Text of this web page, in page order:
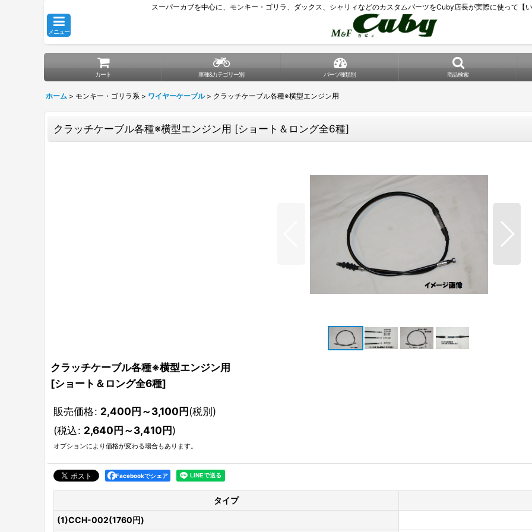
スーパーカブを中心に、モンキー・ゴリラ、ダックス、シャリィなどのカスタムパーツをCuby店長が実際に使って【
メニュー
カート 車種&カテゴリー別 パーツ種類別 商品検索
ホーム > モンキー・ゴリラ系 > ワイヤーケーブル > クラッチケーブル各種※横型エンジン用
クラッチケーブル各種※横型エンジン用 [ショート＆ロング全6種]
クラッチケーブル各種※横型エンジン用
[ショート＆ロング全6種]
販売価格: 2,400円～3,100円(税別)
(税込: 2,640円～3,410円)
オプションにより価格が変わる場合もあります。
Facebookでシェア
タイプ
(1)CCH-002(1760円)